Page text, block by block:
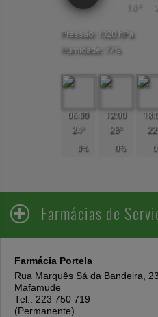
18º
Pressão: 1020 hPa
Humidade: 77%
06:00
24º
0%
12:00
28º
0%
Farmácias de
Farmácia Portela
Rua Marquês Sá da Bandeira,
Mafamude
Tel.: 223 750 719
(Permanente)